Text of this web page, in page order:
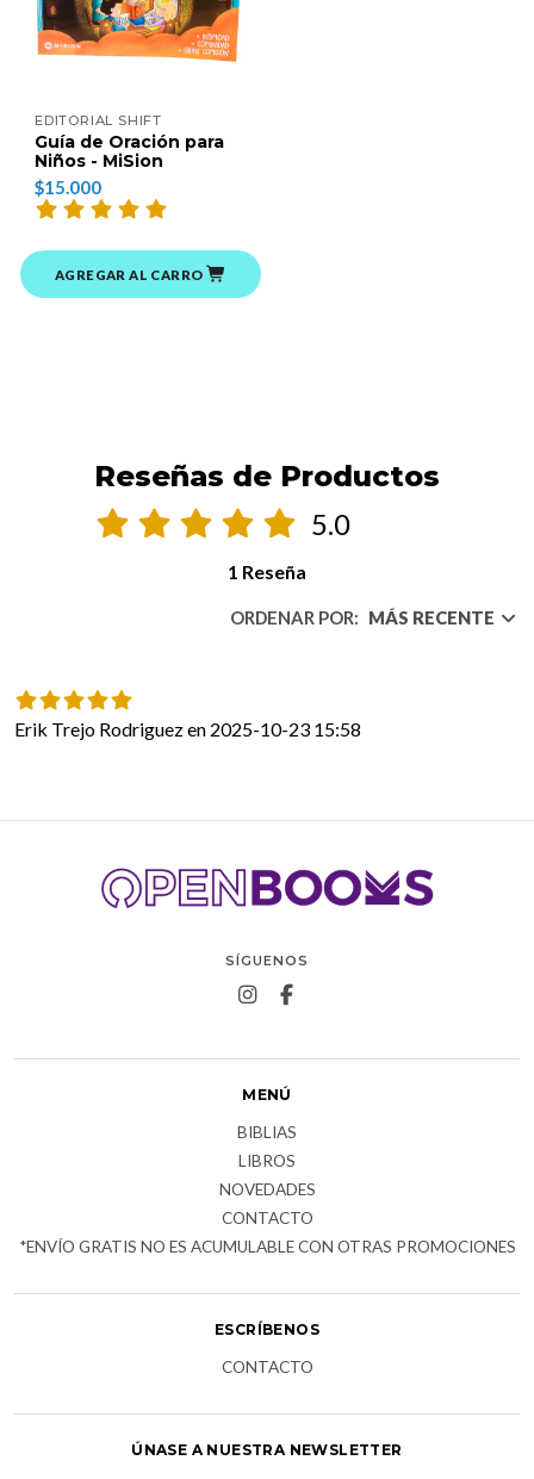
EDITORIAL SHIFT
Guía de Oración para
Niños - MiSion
$15.000
AGREGAR AL CARRO
Reseñas de Productos
5.0
1 Reseña
ORDENAR POR: MÁS RECENTE
Erik Trejo Rodriguez en 2025-10-23 15:58
SÍGUENOS
MENÚ
BIBLIAS
LIBROS
NOVEDADES
CONTACTO
*ENVÍO GRATIS NO ES ACUMULABLE CON OTRAS PROMOCIONES
ESCRÍBENOS
CONTACTO
ÚNASE A NUESTRA NEWSLETTER